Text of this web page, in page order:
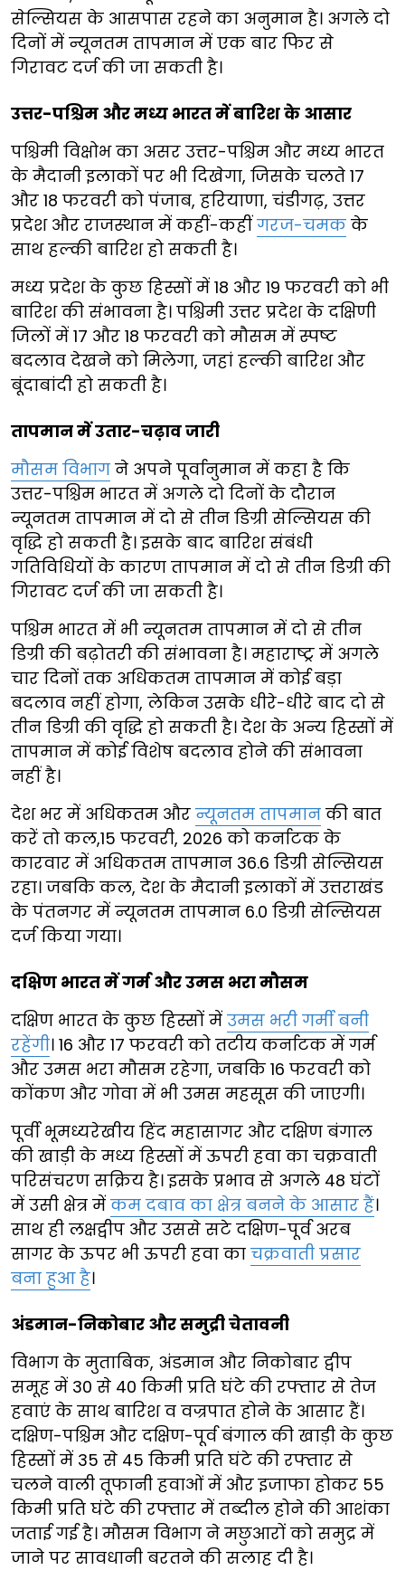
सेल्सियस के आसपास रहने का अनुमान है। अगले दो
दिनों में न्यूनतम तापमान में एक बार फिर से
गिरावट दर्ज की जा सकती है।
उत्तर-पश्चिम और मध्य भारत में बारिश के आसार
पश्चिमी विक्षोभ का असर उत्तर-पश्चिम और मध्य भारत
के मैदानी इलाकों पर भी दिखेगा, जिसके चलते 17
और 18 फरवरी को पंजाब, हरियाणा, चंडीगढ़, उत्तर
प्रदेश और राजस्थान में कहीं-कहींगरज-चमक के
साथ हल्की बारिश हो सकती है।
मध्य प्रदेश के कुछ हिस्सों में 18 और 19 फरवरी को भी
बारिश की संभावना है। पश्चिमी उत्तर प्रदेश के दक्षिणी
जिलों में 17 और 18 फरवरी को मौसम में स्पष्ट
बदलाव देखने को मिलेगा, जहां हल्की बारिश और
बूंदाबांदी हो सकती है।
तापमान में उतार-चढ़ाव जारी
मौसम विभाग ने अपने पूर्वानुमान में कहा है कि
उत्तर-पश्चिम भारत में अगले दो दिनों के दौरान
न्यूनतम तापमान में दो से तीन डिग्री सेल्सियस की
वृद्धि हो सकती है। इसके बाद बारिश संबंधी
गतिविधियों के कारण तापमान में दो से तीन डिग्री की
गिरावट दर्ज की जा सकती है।
पश्चिम भारत में भी न्यूनतम तापमान में दो से तीन
डिग्री की बढ़ोतरी की संभावना है। महाराष्ट्र में अगले
चार दिनों तक अधिकतम तापमान में कोई बड़ा
बदलाव नहीं होगा, लेकिन उसके धीरे-धीरे बाद दो से
तीन डिग्री की वृद्धि हो सकती है। देश के अन्य हिस्सों में
तापमान में कोई विशेष बदलाव होने की संभावना
नहीं है।
देश भर में अधिकतम और न्यूनतम तापमान की बात
करें तो कल,15 फरवरी, 2026 को कर्नाटक के
कारवार में अधिकतम तापमान 36.6 डिग्री सेल्सियस
रहा। जबकि कल, देश के मैदानी इलाकों में उत्तराखंड
के पंतनगर में न्यूनतम तापमान 6.0 डिग्री सेल्सियस
दर्ज किया गया।
दक्षिण भारत में गर्म और उमस भरा मौसम
दक्षिण भारत के कुछ हिस्सों में उमस भरी गर्मी बनी
रहेंगी। 16 और 17 फरवरी को तटीय कर्नाटक में गर्म
और उमस भरा मौसम रहेगा, जबकि 16 फरवरी को
कोंकण और गोवा में भी उमस महसूस की जाएगी।
पूर्वी भूमध्यरेखीय हिंद महासागर और दक्षिण बंगाल
की खाड़ी के मध्य हिस्सों में ऊपरी हवा का चक्रवाती
परिसंचरण सक्रिय है। इसके प्रभाव से अगले 48 घंटों
में उसी क्षेत्र में कम दबाव का क्षेत्र बनने के आसार हैं।
साथ ही लक्षद्वीप और उससे सटे दक्षिण-पूर्व अरब
सागर के ऊपर भी ऊपरी हवा का चक्रवाती प्रसार
बना हुआ है।
अंडमान-निकोबार और समुद्री चेतावनी
विभाग के मुताबिक, अंडमान और निकोबार द्वीप
समूह में 30 से 40 किमी प्रति घंटे की रफ्तार से तेज
हवाएं के साथ बारिश व वज्रपात होने के आसार हैं।
दक्षिण-पश्चिम और दक्षिण-पूर्व बंगाल की खाड़ी के कुछ
हिस्सों में 35 से 45 किमी प्रति घंटे की रफ्तार से
चलने वाली तूफानी हवाओं में और इजाफा होकर 55
किमी प्रति घंटे की रफ्तार में तब्दील होने की आशंका
जताई गई है। मौसम विभाग ने मछुआरों को समुद्र में
जाने पर सावधानी बरतने की सलाह दी है।